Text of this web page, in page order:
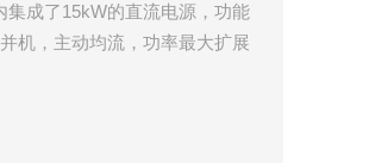
集成了15kW的直流电源，功能
机，主动均流，功率最大扩展
。